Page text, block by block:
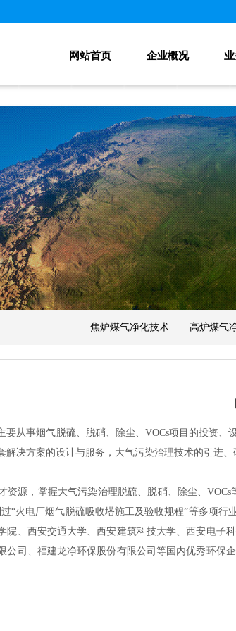
网站首页 企业概况
焦炉煤气净化技术 高炉煤气
要从事烟气脱硫、脱硝、除尘、VOCs项目的投资
解决方案的设计与服务，大气污染治理技术的引进
资源，掌握大气污染治理脱硫、脱硝、除尘、
“火电厂烟气脱硫吸收塔施工及验收规程”等多项
院、西安交通大学、西安建筑科技大学、西安电
公司、福建龙净环保股份有限公司等国内优秀环